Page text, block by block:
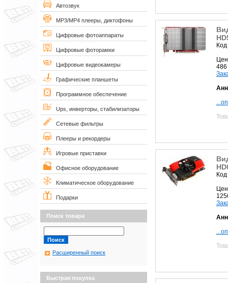
Автозвук
MP3/MP4 плееры, диктофоны
Цифровые фотоаппараты
Цифровые фоторамки
Цифровые видеокамеры
Графические планшеты
Программное обеспечение
Ups, инверторы, стабилизаторы
Сетевые фильтры
Плееры и рекордеры
Игровые приставки
Офисное оборудование
Климатическое оборудование
Подарки
Поиск товара
Расширенный поиск
Быстрая покупка